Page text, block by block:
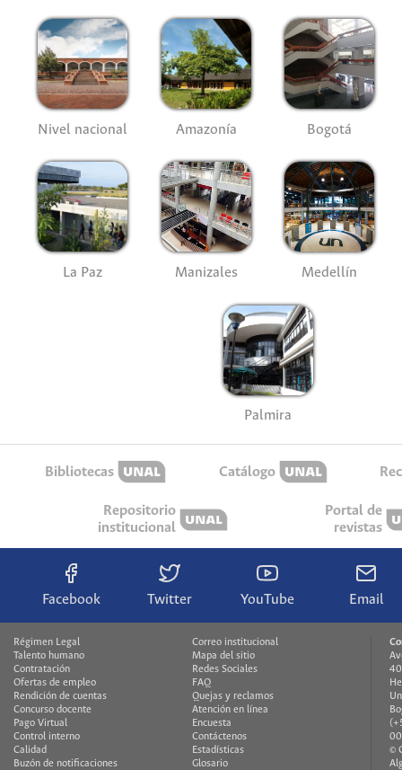
Nivel nacional Amazonía Bogotá
La Paz Manizales Medellín
Palmira
Bibliotecas Catálogo
Repositorio
institucional
Portal de
revistas
Facebook Twitter YouTube Email
Régimen Legal
Talento humano
Contratación
Ofertas de empleo
Rendición de cuentas
Concurso docente
Pago Virtual
Control interno
Calidad
Buzón de notificaciones
Correo institucional
Mapa del sitio
Redes Sociales
FAQ
Quejas y reclamos
Atención en línea
Encuesta
Contáctenos
Estadísticas
Glosario
©